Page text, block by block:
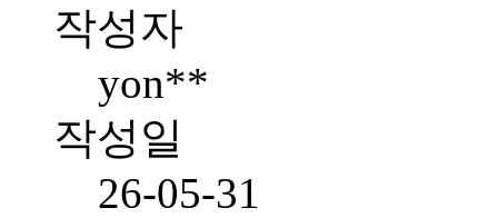
작성자
yon**
작성일
26-05-31